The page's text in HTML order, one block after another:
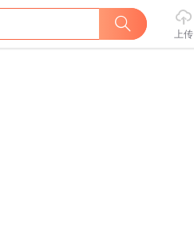
上传